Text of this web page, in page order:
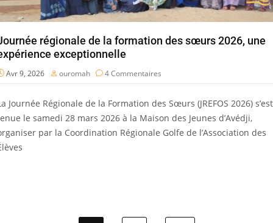
régionale de la formation des sœurs 2026, une
exceptionnelle
Avr 9, 2026 ouromah 4 Commentaires
Journée Régionale de la Formation des Sœurs (JREFOS 2026) s’est
le samedi 28 mars 2026 à la Maison des Jeunes d’Avédji,
par la Coordination Régionale Golfe de l’Association des